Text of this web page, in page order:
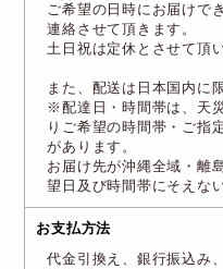
ご希望の日時にお届けで
連絡させて頂きます。
土日祝は定休とさせて頂
また、配送は日本国内に
※配達日・時間帯は、天
りご希望の時間帯・ご指
があります。
お届け先が沖縄全域・離
望日及び時間帯にそえな
お支払方法
代金引換え、銀行振込み